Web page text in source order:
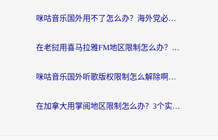
咪咕音乐国外用不了怎么办？海外党必备的国内内容访问全攻略
在老挝用喜马拉雅FM地区限制怎么办？海外党亲测有效的回国加速方案
咪咕音乐国外听歌版权限制怎么解除啊？海外党亲测有效的回国加速方案
在加拿大用掌阅地区限制怎么办？3个实用技巧帮你轻松解决（附海外华人必备工具）